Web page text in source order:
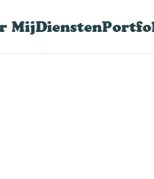
MijDiensten